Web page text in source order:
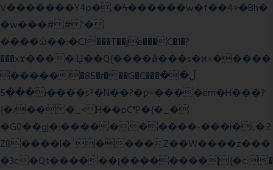
V�������Y4p�.�ϟ������w�f��4>�Bh�
�w���# # "�
����ώ��:�CJ���T��je���C�1�?
���xϫ����:Џ��Q{����ǿ���s�ϰ=�����
�����l�85�r���G�C���ڵ��
���5i����s?�N��?�ϼ=����em�H���?
{�/�� �_<H��pC"P�{�_�
�G0��gj�;����������-���i�i,�:?
Zß����l�`����Z��W����z���
�3c�Qt������ן��������|{�c:�